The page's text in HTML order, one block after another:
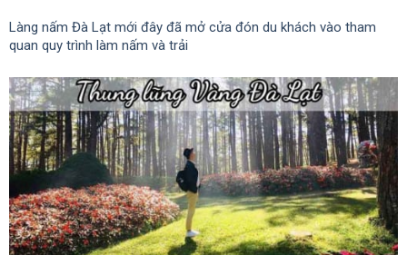
Làng nấm Đà Lạt mới đây đã mở cửa đón du khách vào tham
quan quy trình làm nấm và trải